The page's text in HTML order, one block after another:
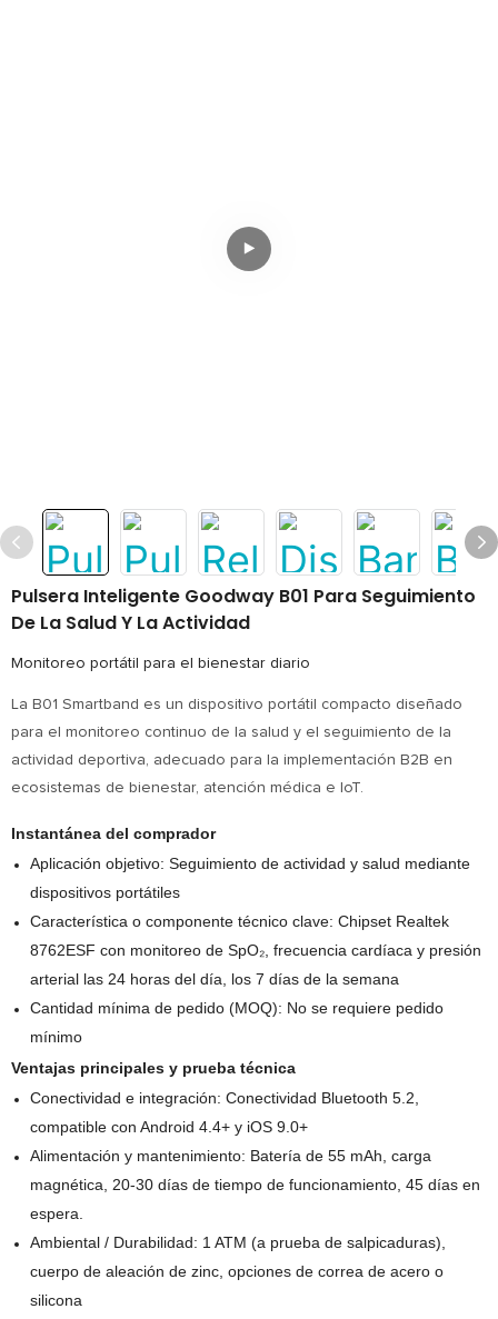
Pulsera Inteligente Goodway B01 Para Seguimiento
De La Salud Y La Actividad
Monitoreo portátil para el bienestar diario
La B01 Smartband es un dispositivo portátil compacto diseñado
para el monitoreo continuo de la salud y el seguimiento de la
actividad deportiva, adecuado para la implementación B2B en
ecosistemas de bienestar, atención médica e IoT.
Instantánea del comprador
Aplicación objetivo: Seguimiento de actividad y salud mediante
dispositivos portátiles
Característica o componente técnico clave: Chipset Realtek
8762ESF con monitoreo de SpO₂, frecuencia cardíaca y presión
arterial las 24 horas del día, los 7 días de la semana
Cantidad mínima de pedido (MOQ): No se requiere pedido
mínimo
Ventajas principales y prueba técnica
Conectividad e integración: Conectividad Bluetooth 5.2,
compatible con Android 4.4+ y iOS 9.0+
Alimentación y mantenimiento: Batería de 55 mAh, carga
magnética, 20-30 días de tiempo de funcionamiento, 45 días en
espera.
Ambiental / Durabilidad: 1 ATM (a prueba de salpicaduras),
cuerpo de aleación de zinc, opciones de correa de acero o
silicona